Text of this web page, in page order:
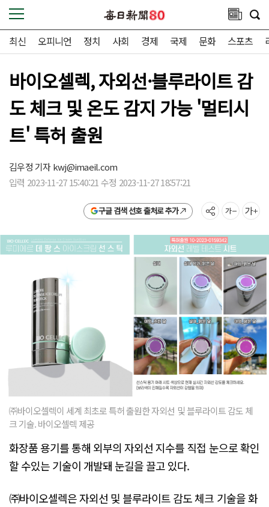
최신 오피니언 정치 사회 경제 국제 문화 스포츠
바이오셀렉, 자외선·블루라이트 감
도 체크 및 온도 감지 가능 '멀티시
트' 특허 출원
김우정 기자kwj@imaeil.com
입력 2023-11-27 15:40:21 수정 2023-11-27 18:57:21
구글 검색 선호 출처로 추가
㈜바이오셀렉이 세계 최초로 특허 출원한 자외선 및 블루라이트 감도 체
크 기술. 바이오셀렉 제공
화장품 용기를 통해 외부의 자외선 지수를 직접 눈으로 확인
할 수있는 기술이 개발돼 눈길을 끌고 있다.
㈜바이오셀렉은 자외선 및 블루라이트 감도 체크 기술을 화